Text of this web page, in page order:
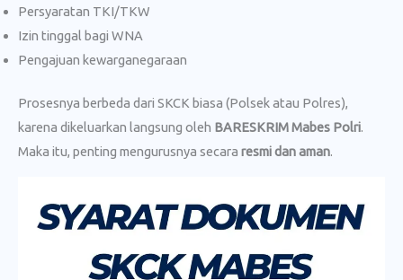
Persyaratan TKI/TKW
Izin tinggal bagi WNA
Pengajuan kewarganegaraan
Prosesnya berbeda dari SKCK biasa (Polsek atau Polres),
karena dikeluarkan langsung oleh BARESKRIM Mabes Polri.
Maka itu, penting mengurusnya secara resmi dan aman.